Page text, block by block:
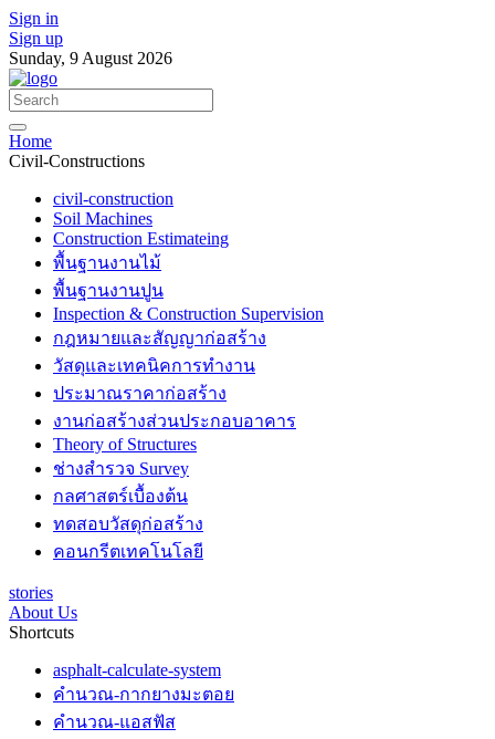
Sign in
Sign up
Sunday, 9 August 2026
Home
Civil-Constructions
civil-construction
Soil Machines
Construction Estimateing
พื้นฐานงานไม้
พื้นฐานงานปูน
Inspection & Construction Supervision
กฎหมายและสัญญาก่อสร้าง
วัสดุและเทคนิคการทำงาน
ประมาณราคาก่อสร้าง
งานก่อสร้างส่วนประกอบอาคาร
Theory of Structures
ช่างสำรวจ Survey
กลศาสตร์เบื้องต้น
ทดสอบวัสดุก่อสร้าง
คอนกรีตเทคโนโลยี
stories
About Us
Shortcuts
asphalt-calculate-system
คำนวณ-กากยางมะตอย
คำนวณ-แอสฟัส